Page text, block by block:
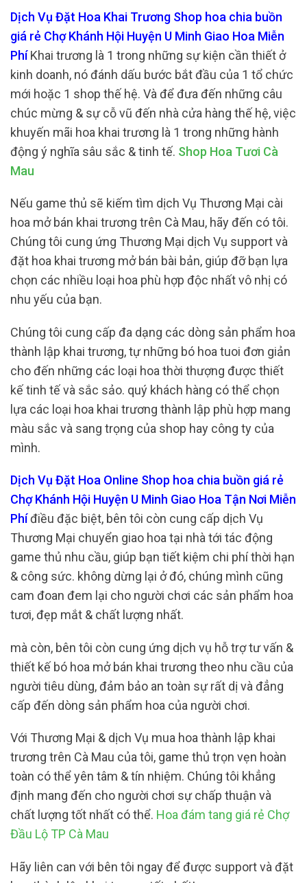
Dịch Vụ Đặt Hoa Khai Trương Shop hoa chia buồn
giá rẻ Chợ Khánh Hội Huyện U Minh Giao Hoa Miễn
PhíKhai trương là 1 trong những sự kiện cần thiết ở
kinh doanh, nó đánh dấu bước bắt đầu của 1 tổ chức
mới hoặc 1 shop thế hệ. Và để đưa đến những câu
chúc mừng & sự cỗ vũ đến nhà cửa hàng thế hệ, việc
khuyến mãi hoa khai trương là 1 trong những hành
động ý nghĩa sâu sắc & tinh tế. Shop Hoa Tươi Cà
Mau
Nếu game thủ sẽ kiếm tìm dịch Vụ Thương Mại cài
hoa mở bán khai trương trên Cà Mau, hãy đến có tôi.
Chúng tôi cung ứng Thương Mại dịch Vụ support và
đặt hoa khai trương mở bán bài bản, giúp đỡ bạn lựa
chọn các nhiều loại hoa phù hợp độc nhất vô nhị có
nhu yếu của bạn.
Chúng tôi cung cấp đa dạng các dòng sản phẩm hoa
thành lập khai trương, tự những bó hoa tuoi đơn giản
cho đến những các loại hoa thời thượng được thiết
kế tinh tế và sắc sảo. quý khách hàng có thể chọn
lựa các loại hoa khai trương thành lập phù hợp mang
màu sắc và sang trọng của shop hay công ty của
mình.
Dịch Vụ Đặt Hoa Online Shop hoa chia buồn giá rẻ
Chợ Khánh Hội Huyện U Minh Giao Hoa Tận Nơi Miễn
Phíđiều đặc biệt, bên tôi còn cung cấp dịch Vụ
Thương Mại chuyển giao hoa tại nhà tới tác động
game thủ nhu cầu, giúp bạn tiết kiệm chi phí thời hạn
& công sức. không dừng lại ở đó, chúng mình cũng
cam đoan đem lại cho người chơi các sản phẩm hoa
tươi, đẹp mắt & chất lượng nhất.
mà còn, bên tôi còn cung ứng dịch vụ hỗ trợ tư vấn &
thiết kế bó hoa mở bán khai trương theo nhu cầu của
người tiêu dùng, đảm bảo an toàn sự rất dị và đẳng
cấp đến dòng sản phẩm hoa của người chơi.
Với Thương Mại & dịch Vụ mua hoa thành lập khai
trương trên Cà Mau của tôi, game thủ trọn vẹn hoàn
toàn có thể yên tâm & tín nhiệm. Chúng tôi khẳng
định mang đến cho người chơi sự chấp thuận và
chất lượng tốt nhất có thể. Hoa đám tang giá rẻ Chợ
Đầu Lộ TP Cà Mau
Hãy liên can với bên tôi ngay để được support và đặt